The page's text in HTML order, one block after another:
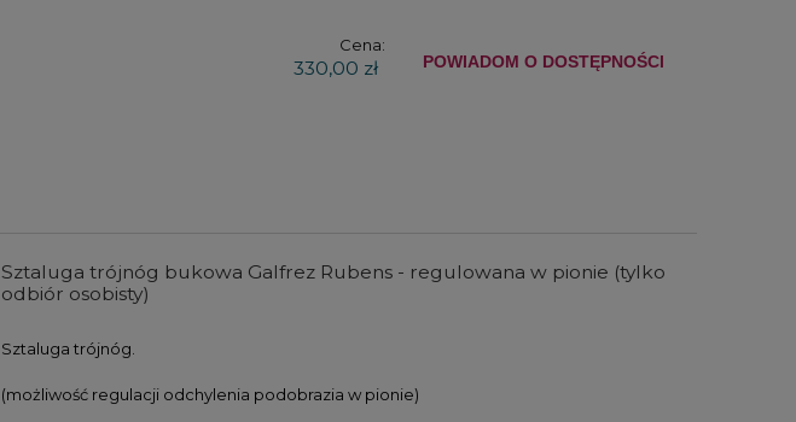
Cena:
330,00 zł POWIADOM O DOSTĘPNOŚCI
Sztaluga trójnóg bukowa Galfrez Rubens - regulowana w pionie (tylko
odbiór osobisty)
Sztaluga trójnóg.
(możliwość regulacji odchylenia podobrazia w pionie)